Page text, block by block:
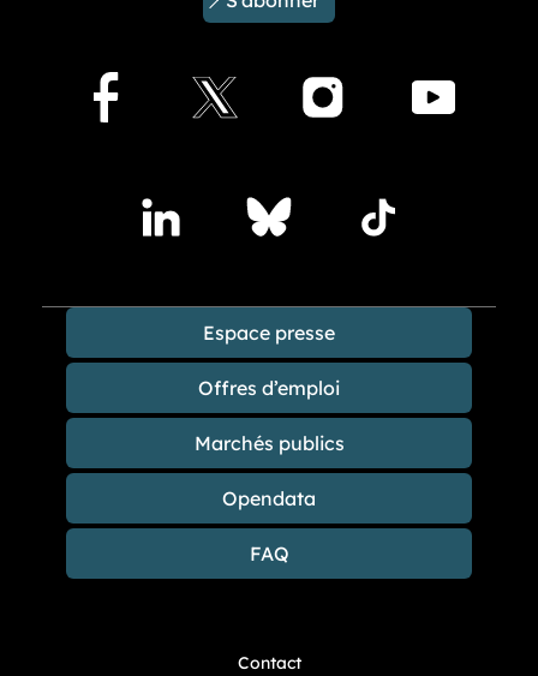
Facebook
X Instagram
LindedinBlueskyTikTok
Espace presse
Offres d’emploi
Marchés publics
Opendata
FAQ
Contact